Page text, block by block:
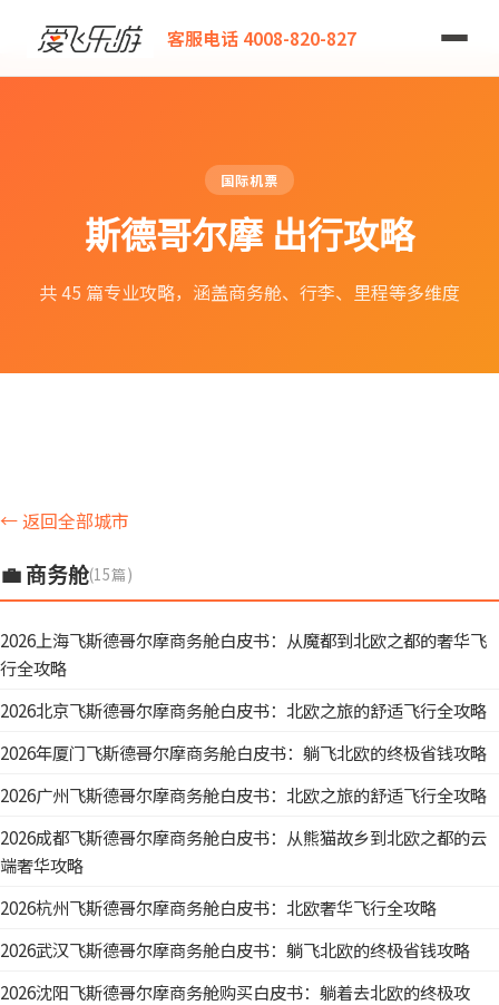
客服电话 4008-820-827
爱飞乐游
国际机票
斯德哥尔摩 出行攻略
共 45 篇专业攻略，涵盖商务舱、行李、里程等多维度
← 返回全部城市
💼 商务舱(15篇)
2026上海飞斯德哥尔摩商务舱白皮书：从魔都到北欧之都的奢华飞
行全攻略
2026北京飞斯德哥尔摩商务舱白皮书：北欧之旅的舒适飞行全攻略
2026年厦门飞斯德哥尔摩商务舱白皮书：躺飞北欧的终极省钱攻略
2026广州飞斯德哥尔摩商务舱白皮书：北欧之旅的舒适飞行全攻略
2026成都飞斯德哥尔摩商务舱白皮书：从熊猫故乡到北欧之都的云
端奢华攻略
2026杭州飞斯德哥尔摩商务舱白皮书：北欧奢华飞行全攻略
2026武汉飞斯德哥尔摩商务舱白皮书：躺飞北欧的终极省钱攻略
2026沈阳飞斯德哥尔摩商务舱购买白皮书：躺着去北欧的终极攻